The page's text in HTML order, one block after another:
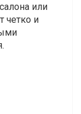
или
четко и